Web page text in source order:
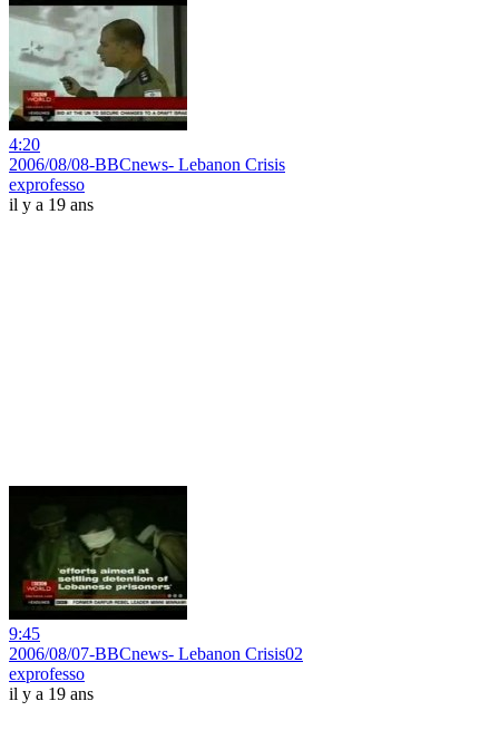
4:20
2006/08/08-BBCnews- Lebanon Crisis
exprofesso
il y a 19 ans
9:45
2006/08/07-BBCnews- Lebanon Crisis02
exprofesso
il y a 19 ans